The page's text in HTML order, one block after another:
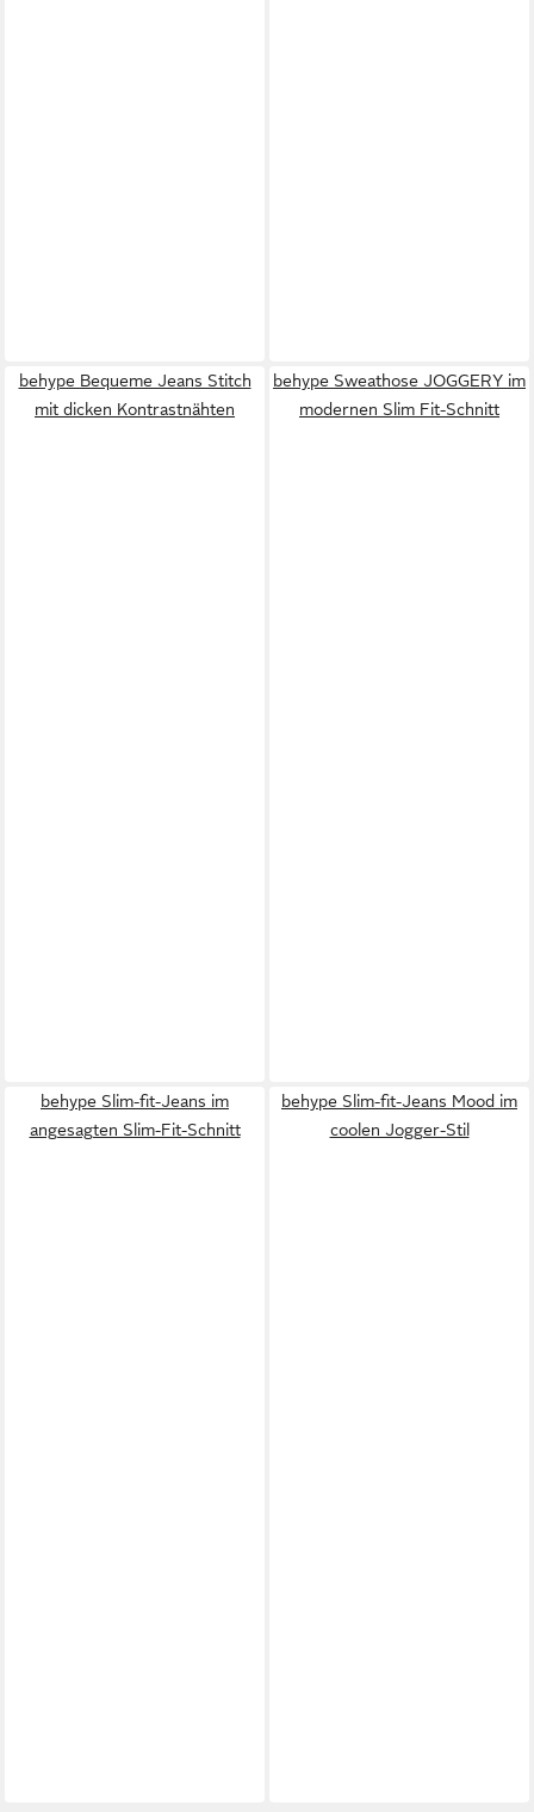
behype Bequeme Jeans Stitch
mit dicken Kontrastnähten
behype Sweathose JOGGERY im
modernen Slim Fit-Schnitt
behype Slim-fit-Jeans im
angesagten Slim-Fit-Schnitt
behype Slim-fit-Jeans Mood im
coolen Jogger-Stil